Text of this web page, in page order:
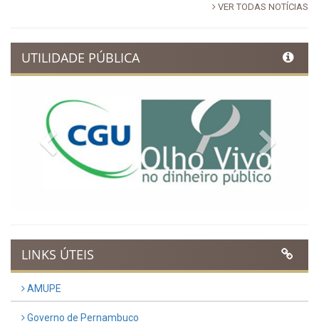
VER TODAS NOTÍCIAS
UTILIDADE PÚBLICA
Previous
LINKS ÚTEIS
AMUPE
Governo de Pernambuco